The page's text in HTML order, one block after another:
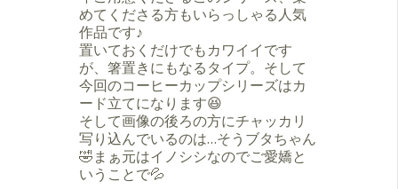
めてくださる方もいらっしゃる人気
作品です♪
置いておくだけでもカワイイです
が、箸置きにもなるタイプ。そして
今回のコーヒーカップシリーズはカ
ード立てになります😆
そして画像の後ろの方にチャッカリ
写り込んでいるのは…そうブタちゃん
🤣まぁ元はイノシシなのでご愛嬌と
いうことで💦